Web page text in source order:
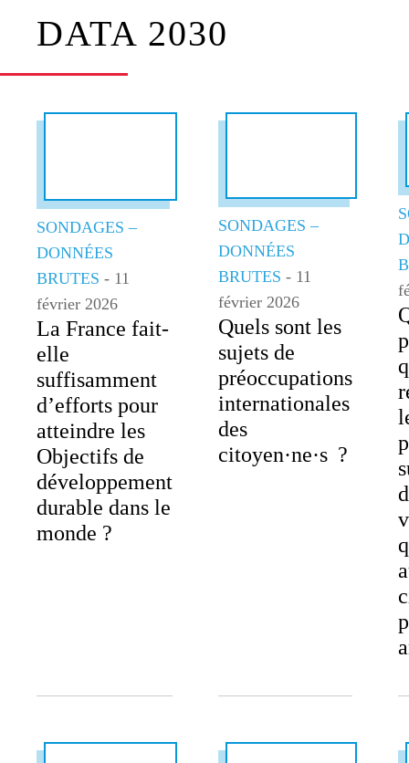
DATA 2030
SONDAGES –
DONNÉES
BRUTES - 11
février 2026
La France fait-
elle
suffisamment
d’efforts pour
atteindre les
Objectifs de
développement
durable dans le
monde ?
SONDAGES –
DONNÉES
BRUTES - 11
février 2026
Quels sont les
sujets de
préoccupations
internationales
des
citoyen·ne·s ?